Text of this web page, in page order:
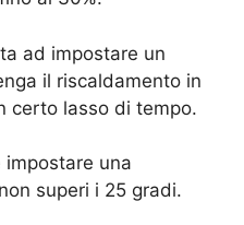
ad impostare un
il riscaldamento in
certo lasso di tempo.
impostare una
superi i 25 gradi.